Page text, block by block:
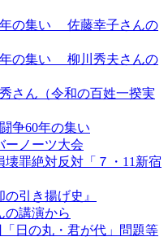
年の集い 佐藤幸子さんの
年の集い 柳川秀夫さんの
さん（令和の百姓一揆実
争60年の集い
ノーツ大会
壊罪絶対反対「７・11新宿
引き揚げ史』
の講演から
日の丸・君が代」問題等